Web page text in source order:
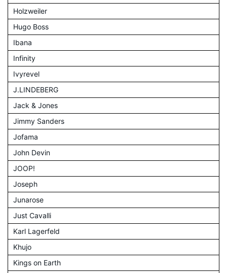
Holzweiler
Hugo Boss
Ibana
Infinity
Ivyrevel
J.LINDEBERG
Jack & Jones
Jimmy Sanders
Jofama
John Devin
JOOP!
Joseph
Junarose
Just Cavalli
Karl Lagerfeld
Khujo
Kings on Earth